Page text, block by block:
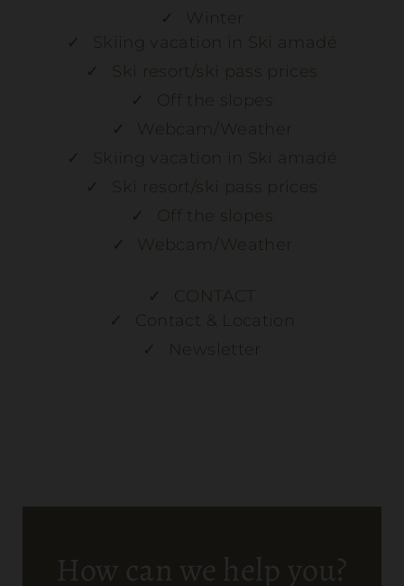
Winter
Skiing vacation in Ski amadé
Ski resort/ski pass prices
Off the slopes
Webcam/Weather
Skiing vacation in Ski amadé
Ski resort/ski pass prices
Off the slopes
Webcam/Weather
CONTACT
Contact & Location
Newsletter